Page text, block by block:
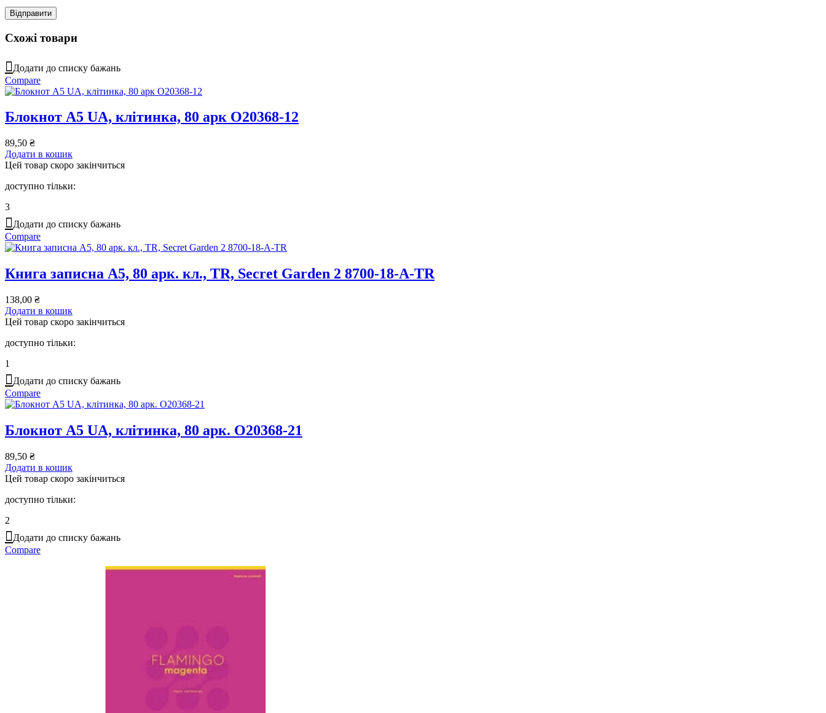
Схожі товари
Додати до списку бажань
Compare
Блокнот А5 UA, клітинка, 80 арк O20368-12
89,50 ₴
Додати в кошик
Цей товар скоро закінчиться
доступно тільки:
3
Додати до списку бажань
Compare
Книга записна A5, 80 арк. кл., TR, Secret Garden 2 8700-18-A-TR
138,00 ₴
Додати в кошик
Цей товар скоро закінчиться
доступно тільки:
1
Додати до списку бажань
Compare
Блокнот А5 UA, клітинка, 80 арк. O20368-21
89,50 ₴
Додати в кошик
Цей товар скоро закінчиться
доступно тільки:
2
Додати до списку бажань
Compare